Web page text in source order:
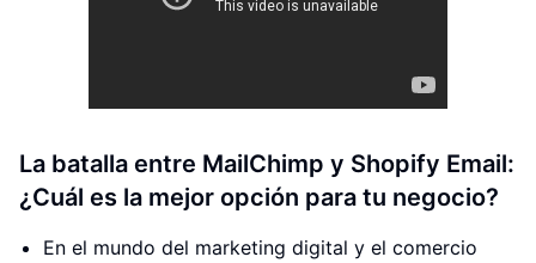
La batalla entre MailChimp y Shopify Email:
¿Cuál es la mejor opción para tu negocio?
En el mundo del marketing digital y el comercio